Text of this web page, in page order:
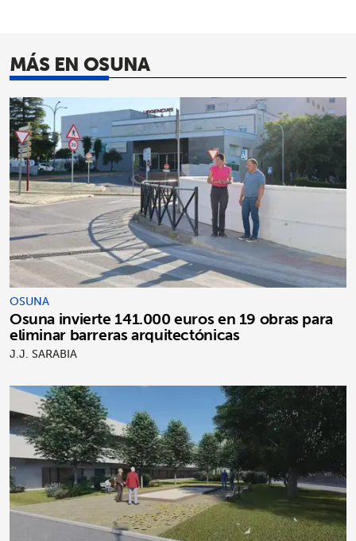
MÁS EN OSUNA
OSUNA
Osuna invierte 141.000 euros en 19 obras para
eliminar barreras arquitectónicas
J.J. SARABIA